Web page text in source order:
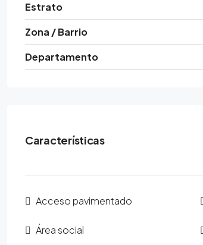
Estrato
Zona / Barrio
Departamento
Características
Acceso pavimentado
Área social